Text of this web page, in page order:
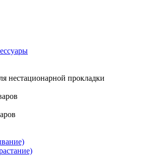
нестационарной прокладки